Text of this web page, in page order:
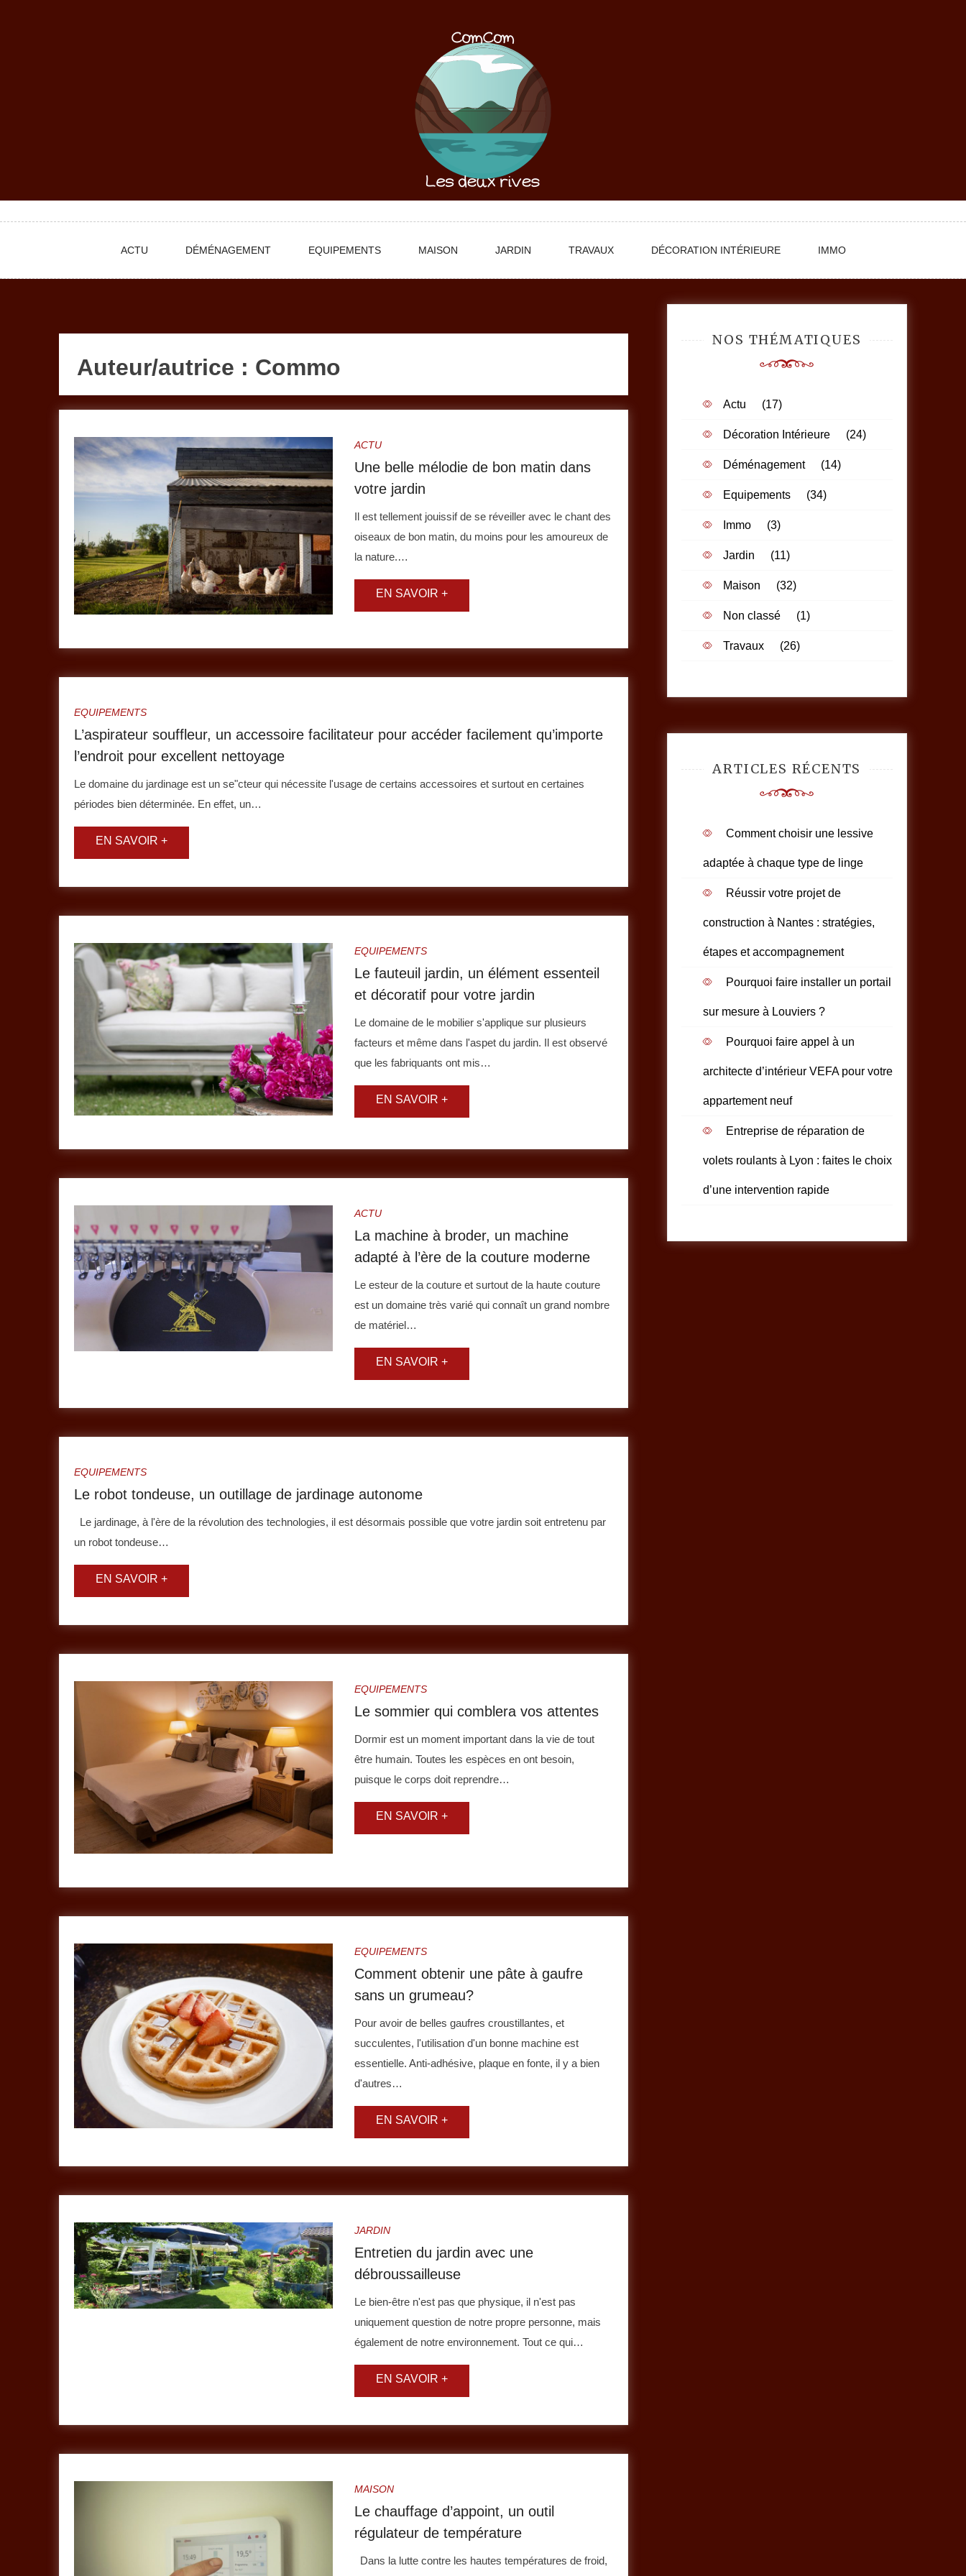
ACTU DÉMÉNAGEMENT EQUIPEMENTS MAISON JARDIN TRAVAUX DÉCORATION INTÉRIEURE IMMO
Auteur/autrice : Commo
ACTU
Une belle mélodie de bon matin dans
votre jardin
Il est tellement jouissif de se réveiller avec le chant des
oiseaux de bon matin, du moins pour les amoureux de
la nature.…
EQUIPEMENTS
L’aspirateur souffleur, un accessoire facilitateur pour accéder facilement qu’importe
l’endroit pour excellent nettoyage
Le domaine du jardinage est un se"cteur qui nécessite l'usage de certains accessoires et surtout en certaines
périodes bien déterminée. En effet, un…
EQUIPEMENTS
Le fauteuil jardin, un élément essenteil
et décoratif pour votre jardin
Le domaine de le mobilier s'applique sur plusieurs
facteurs et même dans l'aspet du jardin. Il est observé
que les fabriquants ont mis…
ACTU
La machine à broder, un machine
adapté à l’ère de la couture moderne
Le esteur de la couture et surtout de la haute couture
est un domaine très varié qui connaît un grand nombre
de matériel…
EQUIPEMENTS
Le robot tondeuse, un outillage de jardinage autonome
Le jardinage, à l'ère de la révolution des technologies, il est désormais possible que votre jardin soit entretenu par
un robot tondeuse…
EQUIPEMENTS
Le sommier qui comblera vos attentes
Dormir est un moment important dans la vie de tout
être humain. Toutes les espèces en ont besoin,
puisque le corps doit reprendre…
EQUIPEMENTS
Comment obtenir une pâte à gaufre
sans un grumeau?
Pour avoir de belles gaufres croustillantes, et
succulentes, l'utilisation d'un bonne machine est
essentielle. Anti-adhésive, plaque en fonte, il y a bien
d'autres…
JARDIN
Entretien du jardin avec une
débroussailleuse
Le bien-être n'est pas que physique, il n'est pas
uniquement question de notre propre personne, mais
également de notre environnement. Tout ce qui…
MAISON
Le chauffage d’appoint, un outil
régulateur de température
Dans la lutte contre les hautes températures de froid,
NOS THÉMATIQUES
Actu (17)
Décoration Intérieure (24)
Déménagement (14)
Equipements (34)
Immo (3)
Jardin (11)
Maison (32)
Non classé (1)
Travaux (26)
ARTICLES RÉCENTS
Comment choisir une lessive
adaptée à chaque type de linge
Réussir votre projet de
construction à Nantes : stratégies,
étapes et accompagnement
Pourquoi faire installer un portail
sur mesure à Louviers ?
Pourquoi faire appel à un
architecte d’intérieur VEFA pour votre
appartement neuf
Entreprise de réparation de
volets roulants à Lyon : faites le choix
d’une intervention rapide